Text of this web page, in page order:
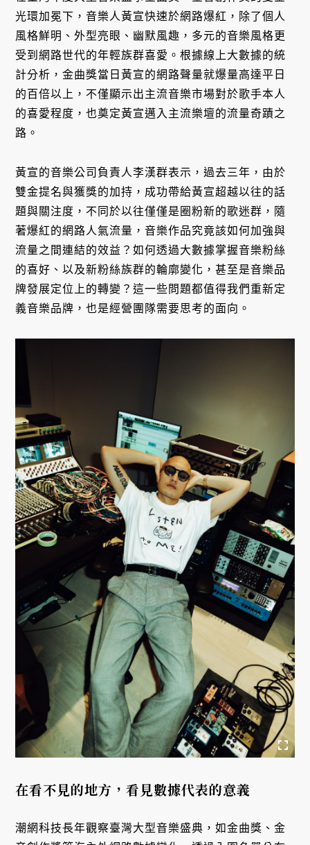
光環加冕下，音樂人黃宣快速於網路爆紅，除了個人
風格鮮明、外型亮眼、幽默風趣，多元的音樂風格更
受到網路世代的年輕族群喜愛。根據線上大數據的統
計分析，金曲獎當日黃宣的網路聲量就爆量高達平日
的百倍以上，不僅顯示出主流音樂市場對於歌手本人
的喜愛程度，也奠定黃宣邁入主流樂壇的流量奇蹟之
路。
黃宣的音樂公司負責人李漢群表示，過去三年，由於
雙金提名與獲獎的加持，成功帶給黃宣超越以往的話
題與關注度，不同於以往僅僅是圈粉新的歌迷群，隨
著爆紅的網路人氣流量，音樂作品究竟該如何加強與
流量之間連結的效益？如何透過大數據掌握音樂粉絲
的喜好、以及新粉絲族群的輪廓變化，甚至是音樂品
牌發展定位上的轉變？這一些問題都值得我們重新定
義音樂品牌，也是經營團隊需要思考的面向。
在看不見的地方，看見數據代表的意義
潮網科技長年觀察臺灣大型音樂盛典，如金曲獎、金